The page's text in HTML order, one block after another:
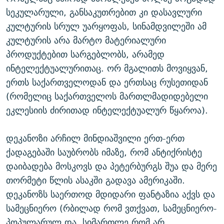
სეკულარული, განსაკუთრებით კი დასავლური
კულტურის სრულ უარყოფას, სინამდვილეში ამ
კულტურის არა მარტო მატერიალური
პროდუქტებით სარგებლობს, არამედ
ინტელექტუალურითაც. ორ მგალითს მოვიყვან,
ერთს საქართველოდან და ერთსაც რუსეთიდან
(რომელიც საქართველოს მართლმადიდებელი
ეკლესიის ძირითად ინტელექტუალურ წყაროა).
დეკანოზი არჩილ მინდიაშვილი ერთ-ერთ
ქადაგებაში საუბრობს იმაზე, რომ ანტიქრისტე
დაიბადება მოსკოვს და პეტერბურგს შუა და მერე
თორმეტი წლის ასაკში გადავა ამერიკაში.
დეკანოზს საერთოდ მდიდარი ფანტაზია აქვს და
სამეცნიერო (რბილად რომ ვთქვათ, სამეცნიერო-